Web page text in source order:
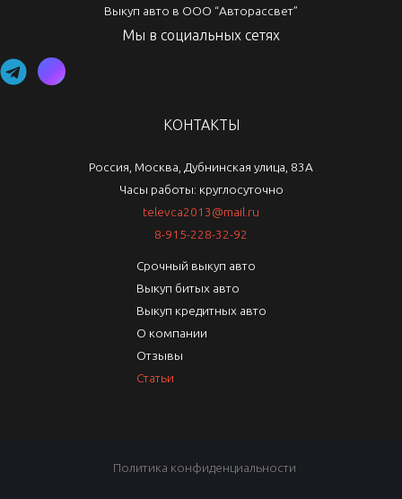
Выкуп авто в ООО “Авторассвет”
Мы в социальных сетях
КОНТАКТЫ
Россия, Москва, Дубнинская улица, 83А
Часы работы: круглосуточно
televca2013@mail.ru
8-915-228-32-92
Срочный выкуп авто
Выкуп битых авто
Выкуп кредитных авто
О компании
Отзывы
Статьи
Политика конфиденциальности